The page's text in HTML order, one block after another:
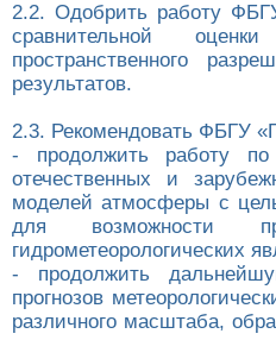
2.2. Одобрить работу
сравнительной
пространственного
результатов.
2.3. Рекомендовать ФБГУ
- продолжить работу по
отечественных и
моделей атмосферы с
для возможности
гидрометеорологических
- продолжить
прогнозов
различного масштаба,